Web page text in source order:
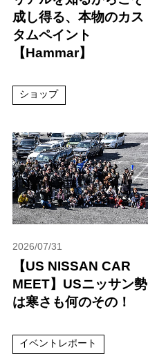
成し得る、本物のカス
タムペイント
【Hammar】
ショップ
2026/07/31
【US NISSAN CAR
MEET】USニッサン勢
は寒さも何のその！
イベントレポート